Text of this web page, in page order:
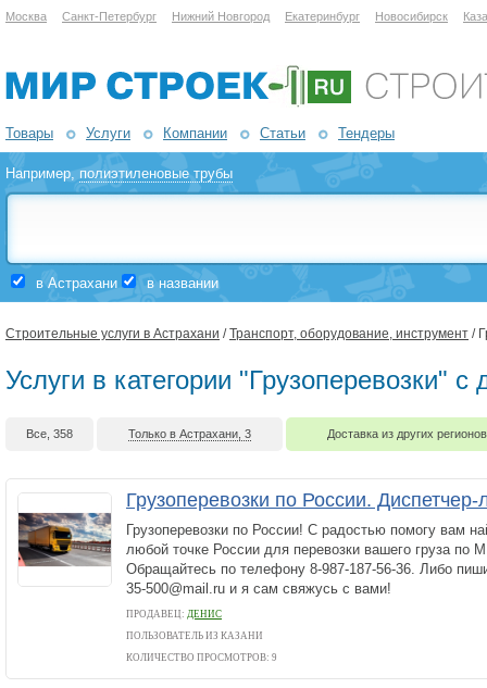
Москва Санкт-Петербург Нижний Новгород Екатеринбург Новосибирск
Товары Услуги Компании Статьи Тендеры
Например,полиэтиленовые трубы
в Астрахани в названии
Строительные услуги в Астрахани /Транспорт, оборудование, инструмент /
Услуги в категории "Грузоперевозки" с
Все, 358 Только в Астрахани, 3 Доставка из других
Грузоперевозки по России. Диспетчер-
Грузоперевозки по России! С радостью помогу вам
любой точке России для перевозки вашего груза
Обращайтесь по телефону 8-987-187-56-36. Либо
35-500@mail.ru и я сам свяжусь с вами!
ПРОДАВЕЦ: ДЕНИС
ПОЛЬЗОВАТЕЛЬ ИЗ КАЗАНИ
КОЛИЧЕСТВО ПРОСМОТРОВ: 9